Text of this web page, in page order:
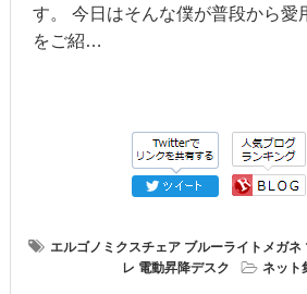
す。 今日はそんな僕が普段から愛
をご紹…
エルゴノミクスチェア ブルーライトメガネ
レ 電動昇降デスク ネット